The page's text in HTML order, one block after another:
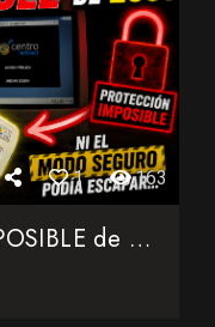
1 163
El ordenador mini-PC IMPOSIBLE de 2001: Ni el modo seguro po...